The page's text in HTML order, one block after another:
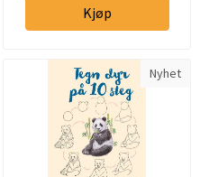
Kjøp
Nyhet